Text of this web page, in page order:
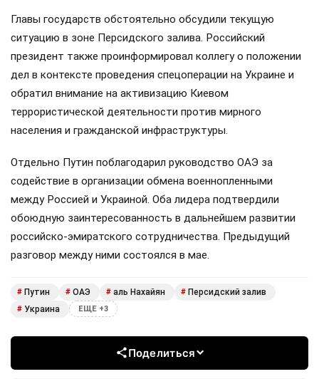
Главы государств обстоятельно обсудили текущую
ситуацию в зоне Персидского залива. Российский
президент также проинформировал коллегу о положении
дел в контексте проведения спецоперации на Украине и
обратил внимание на активизацию Киевом
террористической деятельности против мирного
населения и гражданской инфраструктуры.
Отдельно Путин поблагодарил руководство ОАЭ за
содействие в организации обмена военнопленными
между Россией и Украиной. Оба лидера подтвердили
обоюдную заинтересованность в дальнейшем развитии
российско-эмиратского сотрудничества. Предыдущий
разговор между ними состоялся в мае.
# Путин # ОАЭ # аль Нахайян # Персидский залив
# Украина ЕЩЕ +3
Поделиться